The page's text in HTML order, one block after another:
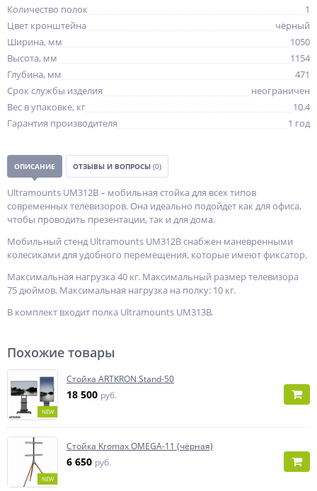
Количество полок
1
Цвет кронштейна
чёрный
Ширина, мм
1050
Высота, мм
1154
Глубина, мм
471
Срок службы изделия
неограничен
Вес в упаковке, кг
10.4
Гарантия производителя
1 год
ОПИСАНИЕ ОТЗЫВЫ И ВОПРОСЫ (0)
Ultramounts UM312B – мобильная стойка для всех типов
современных телевизоров. Она идеально подойдет как для офиса,
чтобы проводить презентации, так и для дома.
Мобильный стенд Ultramounts UM312B снабжен маневренными
колесиками для удобного перемещения, которые имеют фиксатор.
Максимальная нагрузка 40 кг. Максимальный размер телевизора
75 дюймов. Максимальная нагрузка на полку: 10 кг.
В комплект входит полка Ultramounts UM313B.
Похожие товары
NEW
Стойка ARTKRON Stand-50
18 500 руб.
NEW
Стойка Kromax OMEGA-11 (чёрная)
6 650 руб.